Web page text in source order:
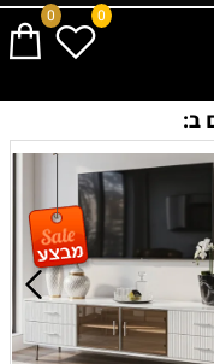
0 0
ב: